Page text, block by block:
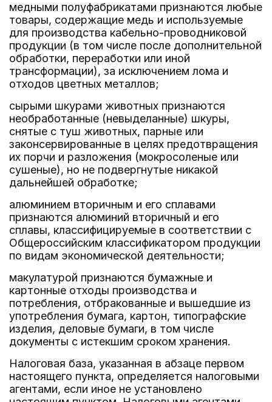
медными полуфабрикатами признаются любые
товары, содержащие медь и используемые
для производства кабельно-проводниковой
продукции (в том числе после дополнительной
обработки, переработки или иной
трансформации), за исключением лома и
отходов цветных металлов;
сырыми шкурами животных признаются
необработанные (невыделанные) шкуры,
снятые с туш животных, парные или
законсервированные в целях предотвращения
их порчи и разложения (мокросоленые или
сушеные), но не подвергнутые никакой
дальнейшей обработке;
алюминием вторичным и его сплавами
признаются алюминий вторичный и его
сплавы, классифицируемые в соответствии с
Общероссийским классификатором продукции
по видам экономической деятельности;
макулатурой признаются бумажные и
картонные отходы производства и
потребления, отбракованные и вышедшие из
употребления бумага, картон, типографские
изделия, деловые бумаги, в том числе
документы с истекшим сроком хранения.
Налоговая база, указанная в абзаце первом
настоящего пункта, определяется налоговыми
агентами, если иное не установлено